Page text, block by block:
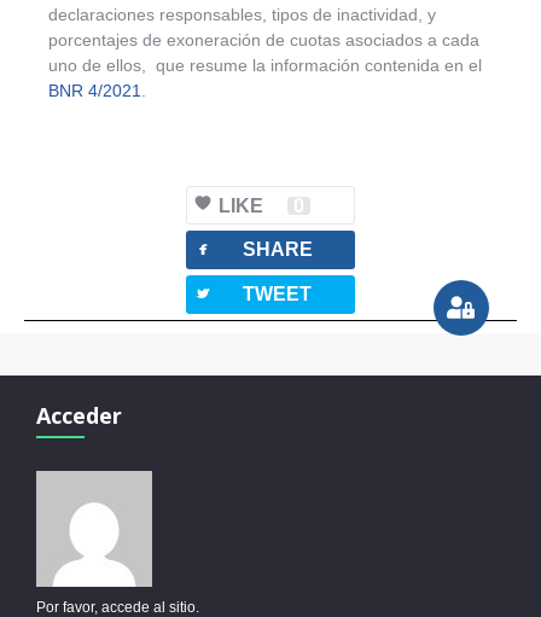
declaraciones responsables, tipos de inactividad, y
porcentajes de exoneración de cuotas asociados a cada
uno de ellos, que resume la información contenida en el
BNR 4/2021
LIKE 0
facebook SHARE
twitterbird TWEET
Acceder
Por favor, accede al sitio.